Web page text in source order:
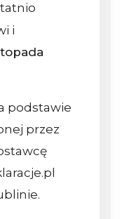
i
podstawie
przez